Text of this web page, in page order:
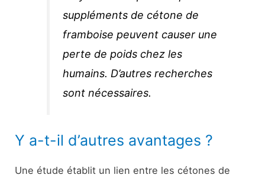
suppléments de cétone de
framboise peuvent causer une
perte de poids chez les
humains. D’autres recherches
sont nécessaires.
Y a-t-il d’autres avantages ?
Une étude établit un lien entre les cétones de